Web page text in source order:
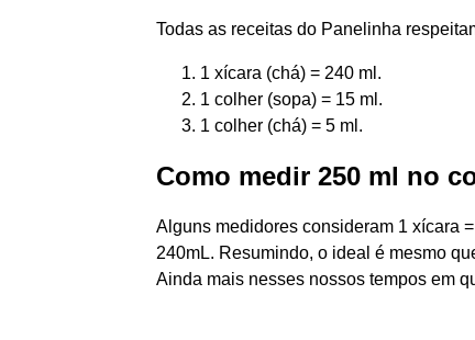
Todas as receitas do Panelinha
1 xícara (chá) = 240 ml.
1 colher (sopa) = 15 ml.
1 colher (chá) = 5 ml.
Como medir 250 ml no
Alguns medidores consideram 1 xícara
240mL. Resumindo, o ideal é mesmo
Ainda mais nesses nossos tempos em